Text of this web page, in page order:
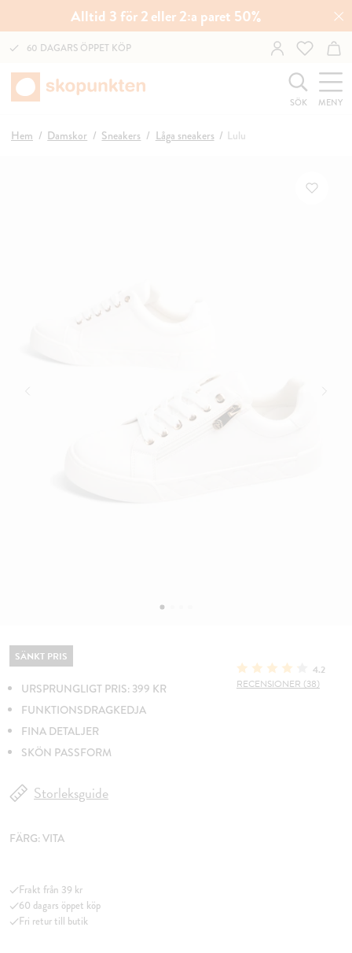
Alltid 3 för 2 eller 2:a paret 50%
60 DAGARS ÖPPET KÖP
SÖK MENY
Hem Damskor Sneakers Låga sneakers Lulu
SÄNKT PRIS
URSPRUNGLIGT PRIS: 399 KR
FUNKTIONSDRAGKEDJA
FINA DETALJER
SKÖN PASSFORM
4.2
RECENSIONER (38)
Storleksguide
FÄRG: VITA
Frakt från 39 kr
60 dagars öppet köp
Fri retur till butik